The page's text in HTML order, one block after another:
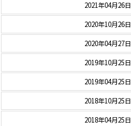
2021年04月26日
2020年10月26日
2020年04月27日
2019年10月25日
2019年04月25日
2018年10月25日
2018年04月25日